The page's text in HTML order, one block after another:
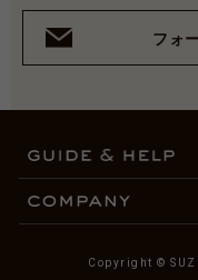
フォ
Copyright ©